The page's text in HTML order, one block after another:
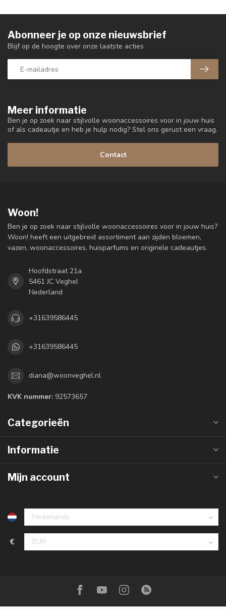
Meer informatie
Ben je op zoek naar stijlvolle woonaccessoires voor in jouw huis
of als cadeautje en heb je hulp nodig? Stel ons gerust een vraag.
Contact
Abonneer je op onze nieuwsbrief
Blijf op de hoogte over onze laatste acties
Woon!
Ben je op zoek naar stijlvolle woonaccessoires voor in jouw huis?
Woon! heeft een uitgebreid assortiment aan zijden bloemen,
vazen, woonaccessoires, huisparfums en originele cadeautjes.
Hoofdstraat 21a
5461 JC Veghel
Nederland
+31639586445
+31639586445
diana@woonveghel.nl
KVK nummer: 92573657
Categorieën
Informatie
Mijn account
€